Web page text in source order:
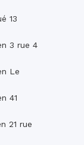
13
3 rue 4
Le
41
21 rue